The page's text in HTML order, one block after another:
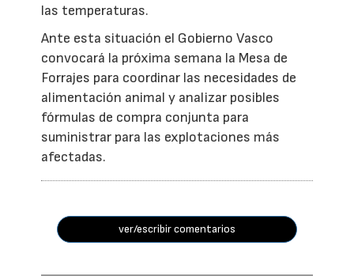
las temperaturas.
Ante esta situación el Gobierno Vasco
convocará la próxima semana la Mesa de
Forrajes para coordinar las necesidades de
alimentación animal y analizar posibles
fórmulas de compra conjunta para
suministrar para las explotaciones más
afectadas.
ver/escribir comentarios